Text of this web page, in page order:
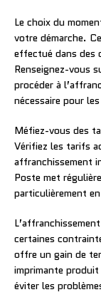
Le choix du
votre démarche.
effectué dans des
Renseignez-vous
procéder à
nécessaire pour
Méfiez-vous des
Vérifiez les tarifs
affranchissement
Poste met
particulièrement
certaines
offre un gain de
imprimante
éviter les